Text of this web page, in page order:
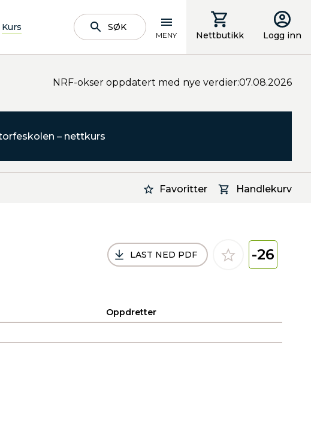
Kurs SØK
MENY Nettbutikk Logg inn
NRF-okser oppdatert med nye verdier:07.08.2026
– nettkurs
Favoritter Handlekurv
LAST NED PDF -26
Oppdretter